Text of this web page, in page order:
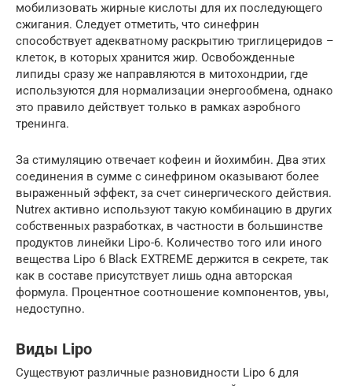
мобилизовать жирные кислоты для их последующего
сжигания. Следует отметить, что синефрин
способствует адекватному раскрытию триглицеридов –
клеток, в которых хранится жир. Освобожденные
липиды сразу же направляются в митохондрии, где
используются для нормализации энергообмена, однако
это правило действует только в рамках аэробного
тренинга.
За стимуляцию отвечает кофеин и йохимбин. Два этих
соединения в сумме с синефрином оказывают более
выраженный эффект, за счет синергического действия.
Nutrex активно используют такую комбинацию в других
собственных разработках, в частности в большинстве
продуктов линейки Lipo-6. Количество того или иного
вещества Lipo 6 Black EXTREME держится в секрете, так
как в составе присутствует лишь одна авторская
формула. Процентное соотношение компонентов, увы,
недоступно.
Виды Lipo
Существуют различные разновидности Lipo 6 для